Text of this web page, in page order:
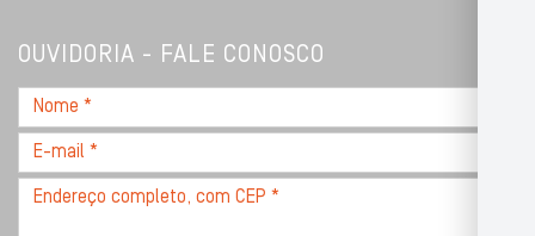
OUVIDORIA - FALE CONOSCO
Nome
*
E-
mail
Endereço